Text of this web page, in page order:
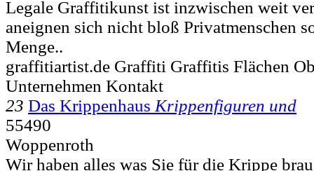
Legale Graffitikunst ist inzwischen weit
aneignen sich nicht bloß Privatmenschen
Menge..
graffitiartist.de Graffiti Graffitis Flächen
Unternehmen Kontakt
23 Das Krippenhaus Krippenfiguren und
55490
Woppenroth
Wir haben alles was Sie für die Krippe